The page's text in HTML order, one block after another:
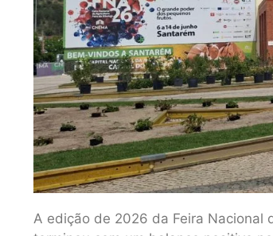
A edição de 2026 da Feira Nacional